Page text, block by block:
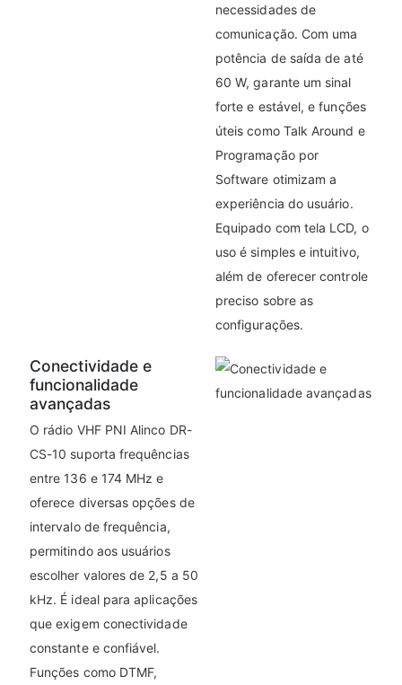
necessidades de
comunicação. Com uma
potência de saída de até
60 W, garante um sinal
forte e estável, e funções
úteis como Talk Around e
Programação por
Software otimizam a
experiência do usuário.
Equipado com tela LCD, o
uso é simples e intuitivo,
além de oferecer controle
preciso sobre as
configurações.
Conectividade e
funcionalidade
avançadas
O rádio VHF PNI Alinco DR-
CS-10 suporta frequências
entre 136 e 174 MHz e
oferece diversas opções de
intervalo de frequência,
permitindo aos usuários
escolher valores de 2,5 a 50
kHz. É ideal para aplicações
que exigem conectividade
constante e confiável.
Funções como DTMF,